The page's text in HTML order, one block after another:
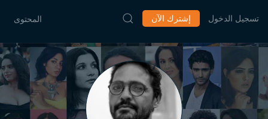
المحتوى إشترك الآن تسجيل الدخول